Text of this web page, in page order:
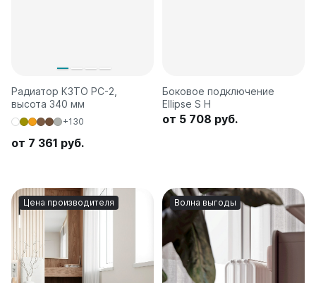
Радиатор КЗТО РС-2,
высота 340 мм
+130
от 7 361 руб.
Боковое подключение
Ellipse S H
от 5 708 руб.
Цена производителя Волна выгоды